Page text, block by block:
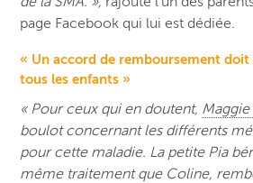
page Facebook qui lui est dédiée.
« Un accord de remboursement
tous les enfants »
« Pour ceux qui en doutent,
boulot concernant les différents
pour cette maladie. La petite Pia
même traitement que Coline,